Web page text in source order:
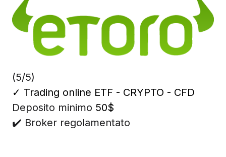
(5/5)
✓ Trading online ETF - CRYPTO - CFD
Deposito minimo 50$
✔️ Broker regolamentato